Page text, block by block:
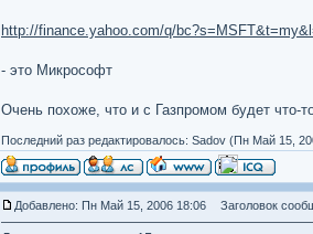
http://finance.yahoo.com/q/
- это Микрософт
Очень похоже, что и с Газпромом будет что-
Последний раз редактировалось: Sadov (Пн Май 15,
Добавлено: Пн Май 15, 2006 18:06 Заголовок